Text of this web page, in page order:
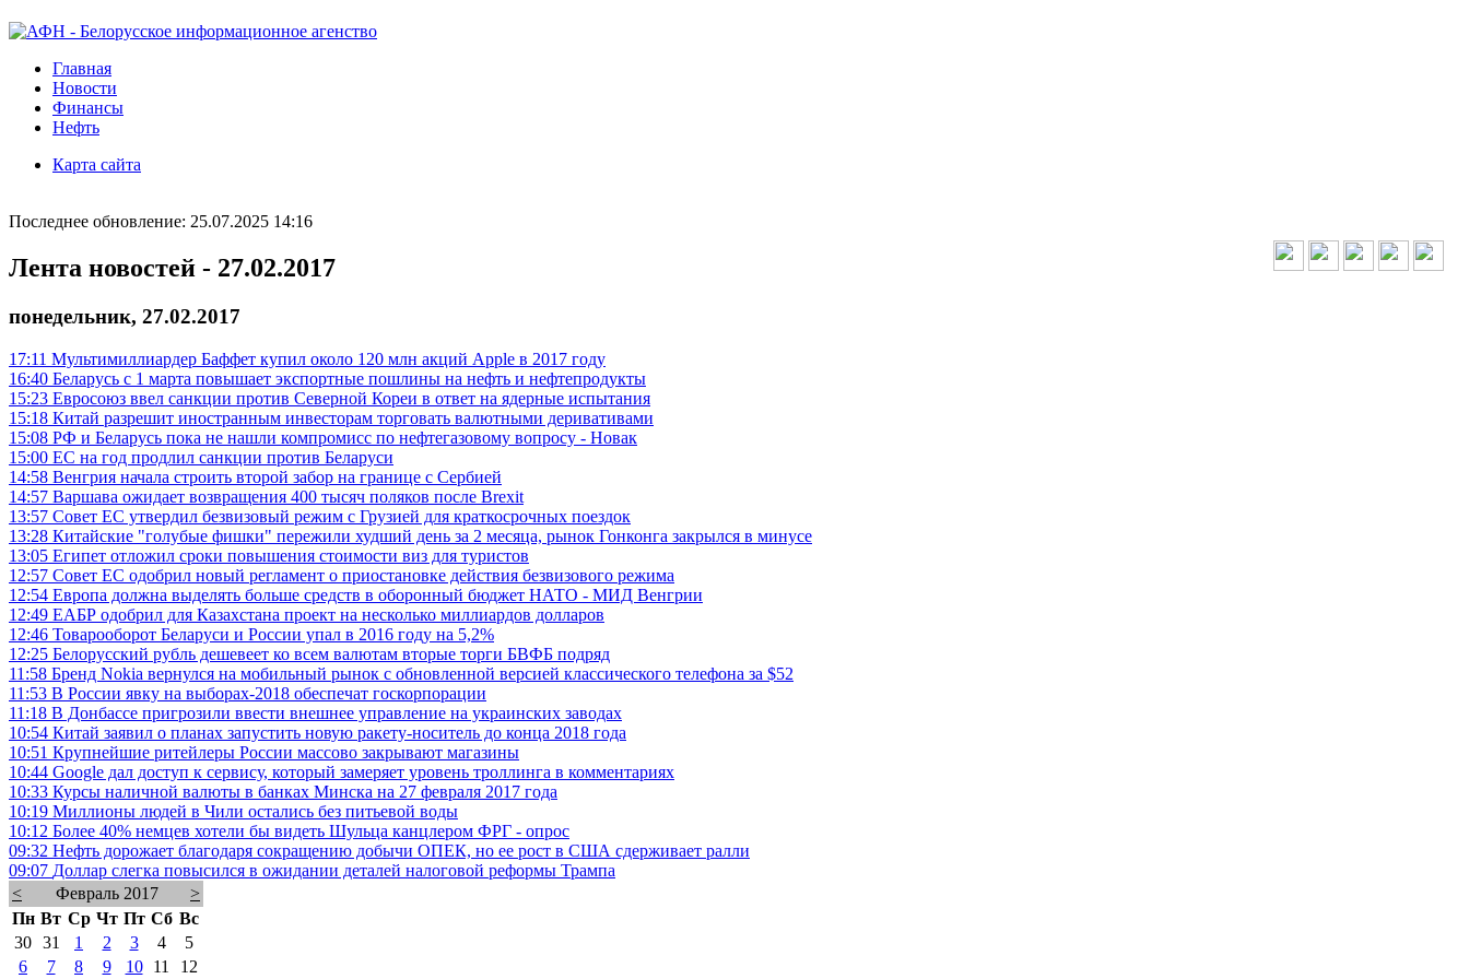
Главная
Новости
Финансы
Нефть
Карта сайта
Последнее обновление: 25.07.2025 14:16
Лента новостей - 27.02.2017
понедельник, 27.02.2017
17:11 Мультимиллиардер Баффет купил около 120 млн акций Apple в 2017 году
16:40 Беларусь с 1 марта повышает экспортные пошлины на нефть и нефтепродукты
15:23 Евросоюз ввел санкции против Северной Кореи в ответ на ядерные испытания
15:18 Китай разрешит иностранным инвесторам торговать валютными деривативами
15:08 РФ и Беларусь пока не нашли компромисс по нефтегазовому вопросу - Новак
15:00 ЕС на год продлил санкции против Беларуси
14:58 Венгрия начала строить второй забор на границе с Сербией
14:57 Варшава ожидает возвращения 400 тысяч поляков после Brexit
13:57 Совет ЕС утвердил безвизовый режим с Грузией для краткосрочных поездок
13:28 Китайские "голубые фишки" пережили худший день за 2 месяца, рынок Гонконга закрылся в минусе
13:05 Египет отложил сроки повышения стоимости виз для туристов
12:57 Совет ЕС одобрил новый регламент о приостановке действия безвизового режима
12:54 Европа должна выделять больше средств в оборонный бюджет НАТО - МИД Венгрии
12:49 ЕАБР одобрил для Казахстана проект на несколько миллиардов долларов
12:46 Товарооборот Беларуси и России упал в 2016 году на 5,2%
12:25 Белорусский рубль дешевеет ко всем валютам вторые торги БВФБ подряд
11:58 Бренд Nokia вернулся на мобильный рынок с обновленной версией классического телефона за $52
11:53 В России явку на выборах-2018 обеспечат госкорпорации
11:18 В Донбассе пригрозили ввести внешнее управление на украинских заводах
10:54 Китай заявил о планах запустить новую ракету-носитель до конца 2018 года
10:51 Крупнейшие ритейлеры России массово закрывают магазины
10:44 Google дал доступ к сервису, который замеряет уровень троллинга в комментариях
10:33 Курсы наличной валюты в банках Минска на 27 февраля 2017 года
10:19 Миллионы людей в Чили остались без питьевой воды
10:12 Более 40% немцев хотели бы видеть Шульца канцлером ФРГ - опрос
09:32 Нефть дорожает благодаря сокращению добычи ОПЕК, но ее рост в США сдерживает ралли
09:07 Доллар слегка повысился в ожидании деталей налоговой реформы Трампа
<
Февраль 2017
>
Пн Вт Ср Чт Пт Сб Вс
30 31 1 2 3 4
5
6
7 8 9 10 11 12